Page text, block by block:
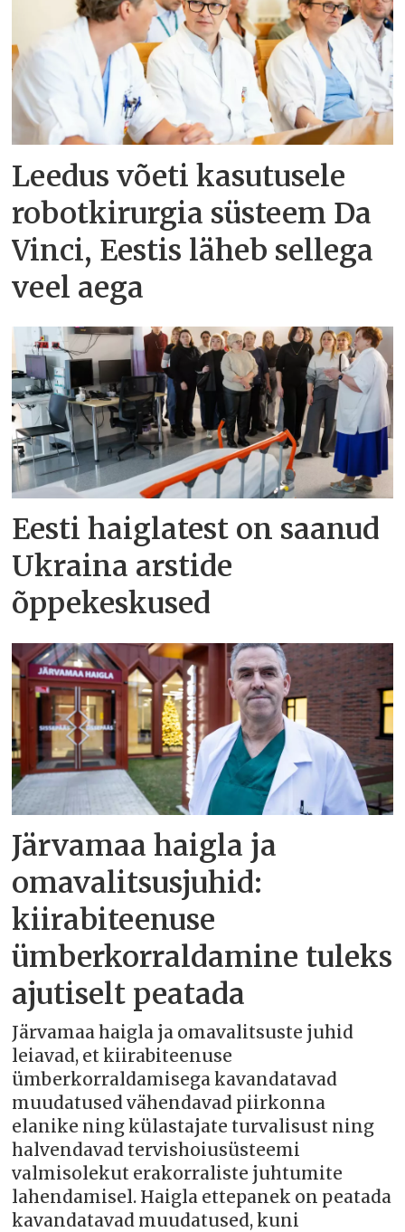
Leedus võeti kasutusele
robotkirurgia süsteem Da
Vinci, Eestis läheb sellega
veel aega
Eesti haiglatest on saanud
Ukraina arstide
õppekeskused
Järvamaa haigla ja
omavalitsusjuhid:
kiirabiteenuse
ümberkorraldamine tuleks
ajutiselt peatada
Järvamaa haigla ja omavalitsuste juhid
leiavad, et kiirabiteenuse
ümberkorraldamisega kavandatavad
muudatused vähendavad piirkonna
elanike ning külastajate turvalisust ning
halvendavad tervishoiusüsteemi
valmisolekut erakorraliste juhtumite
lahendamisel. Haigla ettepanek on peatada
kavandatavad muudatused, kuni